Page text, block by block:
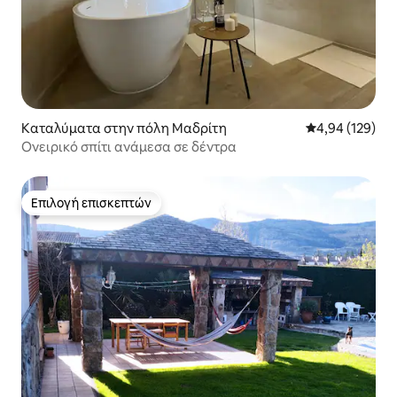
Καταλύματα στην πόλη Μαδρίτη Μέση
4,94 (129)
Ονειρικό σπίτι ανάμεσα σε δέντρα
Επιλογή επισκεπτών
Επιλογή επισκεπτών